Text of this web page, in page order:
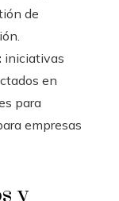
de
iniciativas
en
para
empresas
y